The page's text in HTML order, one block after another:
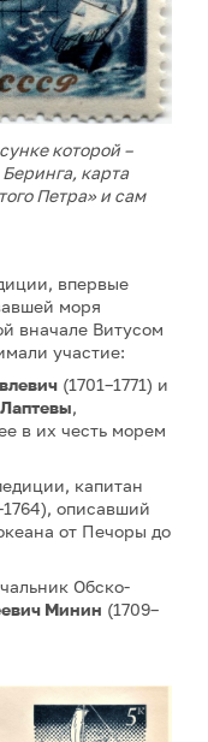
которой –
карта
Петра» и сам
впервые
моря
вначале Витусом
участие:
(1701–1771) и
Лаптевы,
в их честь морем
капитан
описавший
от Печоры до
Обско-
Минин (1709–